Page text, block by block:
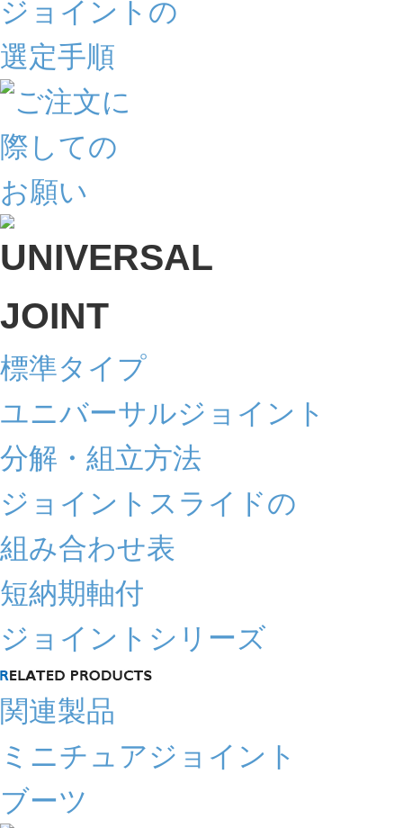
標準タイプ
ユニバーサルジョイント
分解・組立方法
ジョイントスライドの
組み合わせ表
短納期軸付
ジョイントシリーズ
関連製品
ミニチュアジョイント
ブーツ